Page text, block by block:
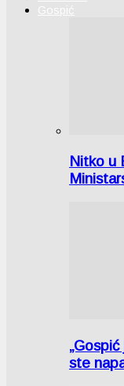
Gospić
Nitko u
ste